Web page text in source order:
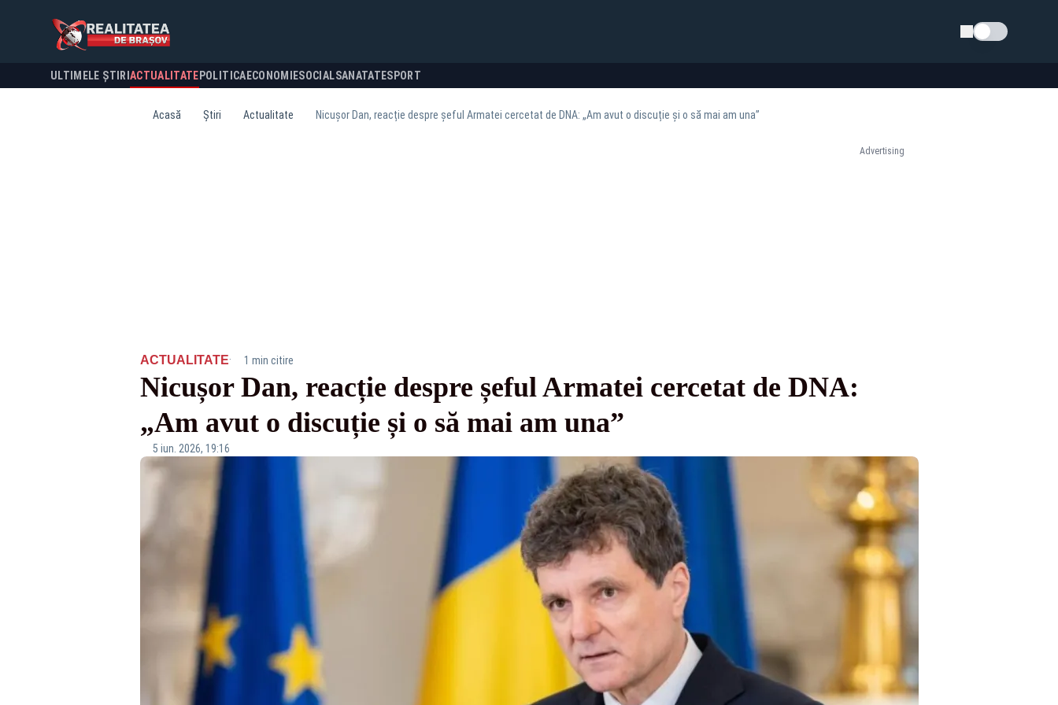
Schimba tema
ULTIMELE ȘTIRI ACTUALITATE POLITICA ECONOMIESOCIALSANATATESPORT
Acasă Știri Actualitate Nicușor Dan, reacție despre șeful Armatei cercetat de DNA: „Am avut o discuție și o să mai am una”
Advertising
ACTUALITATE· 1 min citire
Nicușor Dan, reacție despre șeful Armatei cercetat de DNA:
„Am avut o discuție și o să mai am una”
5 iun. 2026, 19:16